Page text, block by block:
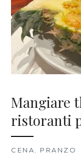
Mangiare
ristoranti
CENA, PRANZO